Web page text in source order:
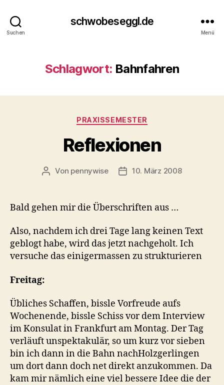
Suchen
schwobeseggl.de
Menü
Schlagwort: Bahnfahren
Kategorien
PRAXISSEMESTER
Reflexionen
Beitragsautor
Von pennywise Veröffentlichungsdatum
10. März 2008
Bald gehen mir die Überschriften aus …
Also, nachdem ich drei Tage lang keinen Text
geblogt habe, wird das jetzt nachgeholt. Ich
versuche das einigermassen zu strukturieren
Freitag:
Übliches Schaffen, bissle Vorfreude aufs
Wochenende, bissle Schiss vor dem Interview
im Konsulat in Frankfurt am Montag. Der Tag
verläuft unspektakulär, so um kurz vor sieben
bin ich dann in die Bahn nachHolzgerlingen
um dort dann doch net direkt anzukommen. Da
kam mir nämlich eine viel bessere Idee die der